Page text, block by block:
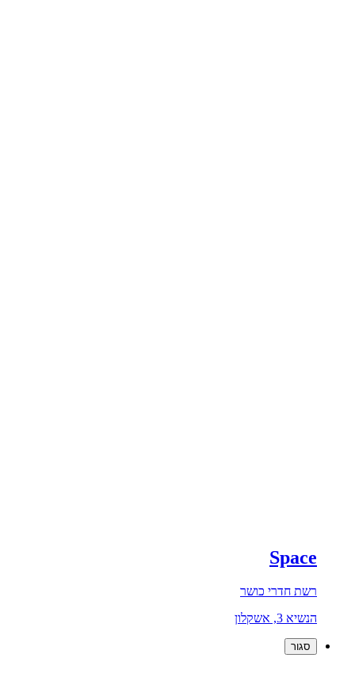
Space
רשת חדרי כושר
הנשיא 3, אשקלון
סגור